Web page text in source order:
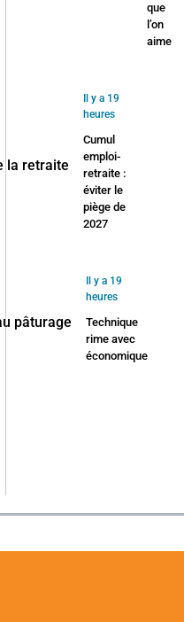
que
l’on
aime
Il y a 19
heures
Cumul
emploi-
retraite :
éviter le
piège de
2027
Il y a 19
heures
Technique
rime avec
économique